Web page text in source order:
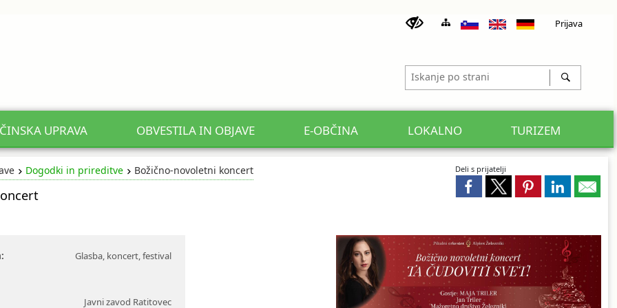
UPRAVA OBVESTILA IN OBJAVE E-OBČINA LOKALNO TURIZEM
Prijava
Deli s prijatelji
Dogodki in prireditve Božično-novoletni koncert
Glasba, koncert, festival
Javni zavod Ratitovec